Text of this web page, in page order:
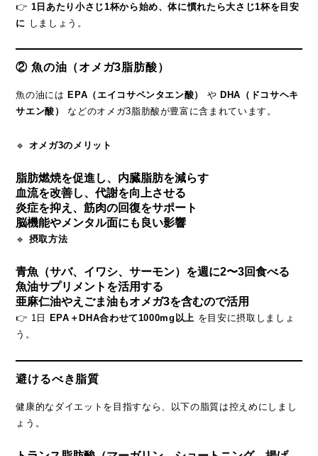
👉 1日あたり小さじ1杯から始め、体に慣れたら大さじ1杯を目安
に しましょう。
② 魚の油（オメガ3脂肪酸）
魚の油には EPA（エイコサペンタエン酸） や DHA（ドコサヘキ
サエン酸）
などのオメガ3脂肪酸が豊富に含まれています。
🔹 オメガ3のメリット
脂肪燃焼を促進し、内臓脂肪を減らす
血流を改善し、代謝を向上させる
炎症を抑え、筋肉の回復をサポート
脳機能やメンタル面にも良い影響
🔹 摂取方法
青魚（サバ、イワシ、サーモン）を週に2〜3回食べる
魚油サプリメントを活用する
亜麻仁油やえごま油もオメガ3を含むので活用
👉 1日 EPA＋DHA合わせて1000mg以上 を目安に摂取しましょ
う。
避けるべき脂質
健康的なダイエットを目指すなら、以下の脂質は控えめにしまし
ょう。